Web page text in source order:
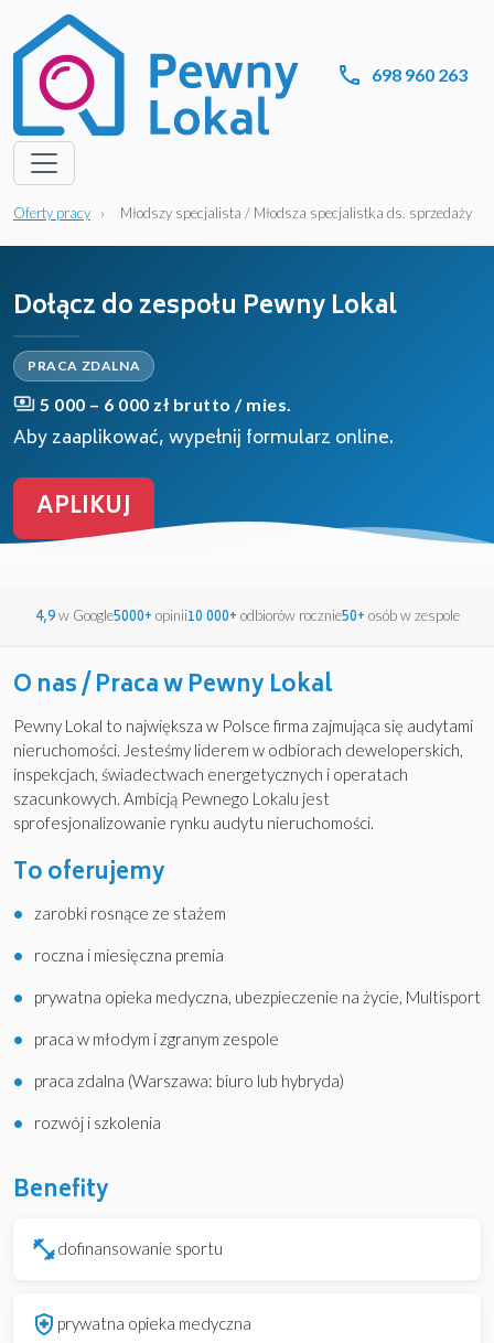
call 698 960 263
Oferty pracy › Młodszy specjalista / Młodsza specjalistka ds. sprzedaży
Dołącz do zespołu Pewny Lokal
PRACA ZDALNA
payments 5 000 – 6 000 zł brutto / mies.
Aby zaaplikować, wypełnij formularz online.
APLIKUJ
4,9w Google5000+ opinii10 000+ odbiorów rocznie50+ osób w zespole
O nas / Praca w Pewny Lokal
Pewny Lokal to największa w Polsce firma zajmująca się audytami
nieruchomości. Jesteśmy liderem w odbiorach deweloperskich,
inspekcjach, świadectwach energetycznych i operatach
szacunkowych. Ambicją Pewnego Lokalu jest
sprofesjonalizowanie rynku audytu nieruchomości.
To oferujemy
zarobki rosnące ze stażem
roczna i miesięczna premia
prywatna opieka medyczna, ubezpieczenie na życie, Multisport
praca w młodym i zgranym zespole
praca zdalna (Warszawa: biuro lub hybryda)
rozwój i szkolenia
Benefity
fitness_centerdofinansowanie sportu
health_and_safety prywatna opieka medyczna